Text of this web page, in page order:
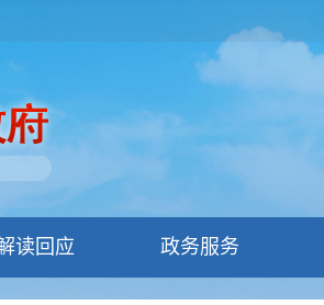
读回应 政务服务